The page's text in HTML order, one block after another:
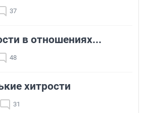
37
в отношениях...
48
хитрости
31